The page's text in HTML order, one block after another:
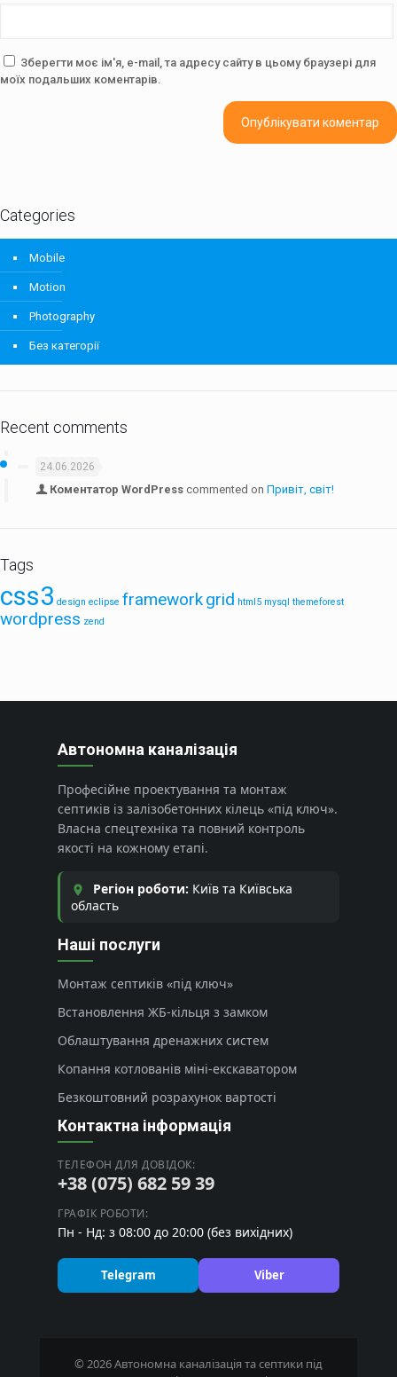
Зберегти моє ім'я, e-mail, та адресу сайту в цьому браузері для
моїх подальших коментарів.
Categories
Mobile
Motion
Photography
Без категорії
Recent comments
24.06.2026
Коментатор WordPress commented on Привіт, світ!
Tags
css3 design eclipse frameworkgrid html5 mysql themeforest
wordpress zend
Автономна каналізація
Професійне проектування та монтаж
септиків із залізобетонних кілець «під ключ».
Власна спецтехніка та повний контроль
якості на кожному етапі.
Регіон роботи: Київ та Київська
область
Наші послуги
Монтаж септиків «під ключ»
Встановлення ЖБ-кільця з замком
Облаштування дренажних систем
Копання котлованів міні-екскаватором
Безкоштовний розрахунок вартості
Контактна інформація
ТЕЛЕФОН ДЛЯ ДОВІДОК:
+38 (075) 682 59 39
ГРАФІК РОБОТИ:
Пн - Нд: з 08:00 до 20:00 (без вихідних)
Telegram Viber
© 2026 Автономна каналізація та септики під